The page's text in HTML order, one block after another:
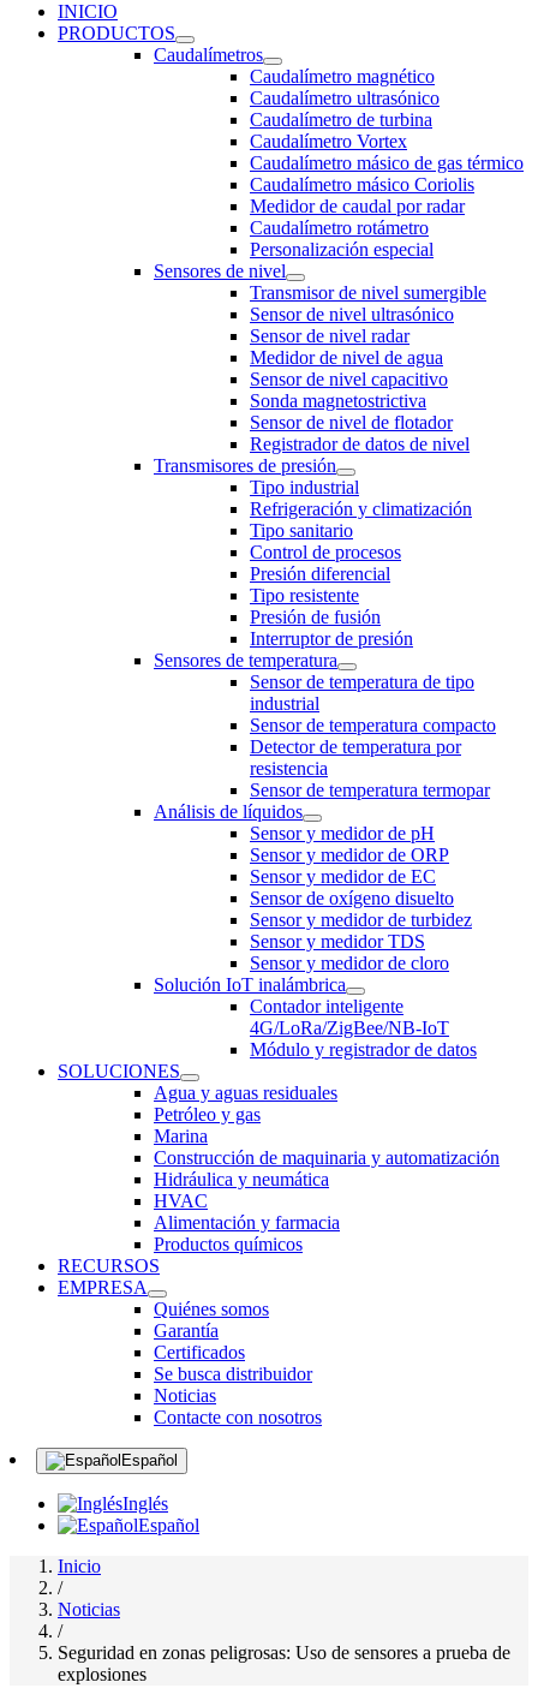
INICIO
PRODUCTOS
Caudalímetros
Caudalímetro magnético
Caudalímetro ultrasónico
Caudalímetro de turbina
Caudalímetro Vortex
Caudalímetro másico de gas térmico
Caudalímetro másico Coriolis
Medidor de caudal por radar
Caudalímetro rotámetro
Personalización especial
Sensores de nivel
Transmisor de nivel sumergible
Sensor de nivel ultrasónico
Sensor de nivel radar
Medidor de nivel de agua
Sensor de nivel capacitivo
Sonda magnetostrictiva
Sensor de nivel de flotador
Registrador de datos de nivel
Transmisores de presión
Tipo industrial
Refrigeración y climatización
Tipo sanitario
Control de procesos
Presión diferencial
Tipo resistente
Presión de fusión
Interruptor de presión
Sensores de temperatura
Sensor de temperatura de tipo
industrial
Sensor de temperatura compacto
Detector de temperatura por
resistencia
Sensor de temperatura termopar
Análisis de líquidos
Sensor y medidor de pH
Sensor y medidor de ORP
Sensor y medidor de EC
Sensor de oxígeno disuelto
Sensor y medidor de turbidez
Sensor y medidor TDS
Sensor y medidor de cloro
Solución IoT inalámbrica
Contador inteligente
4G/LoRa/ZigBee/NB-IoT
Módulo y registrador de datos
SOLUCIONES
Agua y aguas residuales
Petróleo y gas
Marina
Construcción de maquinaria y automatización
Hidráulica y neumática
HVAC
Alimentación y farmacia
Productos químicos
RECURSOS
EMPRESA
Quiénes somos
Garantía
Certificados
Se busca distribuidor
Noticias
Contacte con nosotros
Español
Inglés
Español
Inicio
/
Noticias
/
Seguridad en zonas peligrosas: Uso de sensores a prueba de
explosiones